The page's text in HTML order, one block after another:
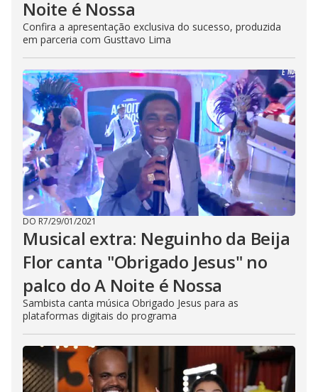
Noite é Nossa
Confira a apresentação exclusiva do sucesso, produzida
em parceria com Gusttavo Lima
DO R7/29/01/2021
Musical extra: Neguinho da Beija
Flor canta "Obrigado Jesus" no
palco do A Noite é Nossa
Sambista canta música Obrigado Jesus para as
plataformas digitais do programa